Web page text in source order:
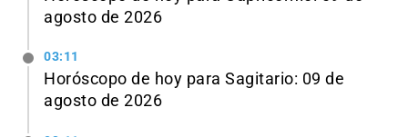
agosto de 2026
03:11
Horóscopo de hoy para Sagitario: 09 de
agosto de 2026